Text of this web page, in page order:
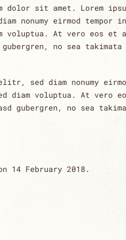
dolor sit amet. Lorem
nonumy eirmod tempor
voluptua. At vero eos et
no sea
sed diam nonumy
diam voluptua. At vero
gubergren, no sea
14 February 2018 .